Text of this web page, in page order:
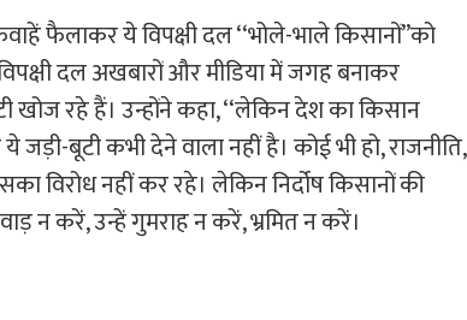
फैलाकर ये विपक्षी दल ‘‘भोले-भाले किसानों’’को
दल अखबारों और मीडिया में जगह बनाकर
रहे हैं। उन्होंने कहा, ‘‘लेकिन देश का किसान
बूटी कभी देने वाला नहीं है। कोई भी हो, राजनीति,
विरोध नहीं कर रहे। लेकिन निर्दोष किसानों की
न करें, उन्हें गुमराह न करें, भ्रमित न करें।